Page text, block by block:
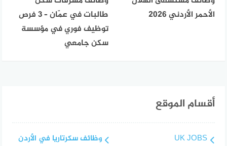
الأحمر الأردني 2026
طالبات في عمّان – 3 فرص
توظيف فوري في مؤسسة
سكن جامعي
أقسام الموقع
UK JOBS وظائف سكرتاريا في الأردن